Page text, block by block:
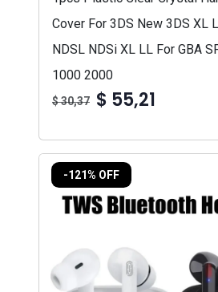
Cover For 3DS New 3DS XL
NDSL NDSi XL LL For GBA
1000 2000
$ 30,37 $ 55,21
-121% OFF